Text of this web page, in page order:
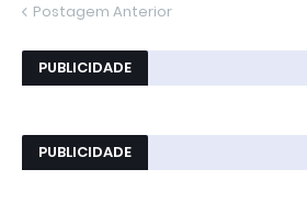
Postagem Anterior
PUBLICIDADE
PUBLICIDADE